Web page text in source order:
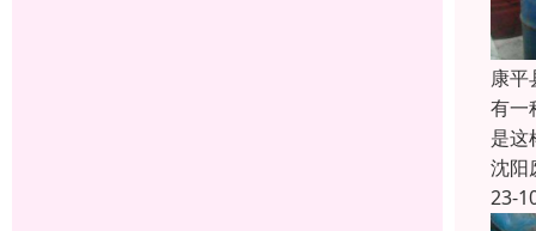
康平
有一
是这
沈阳
23-